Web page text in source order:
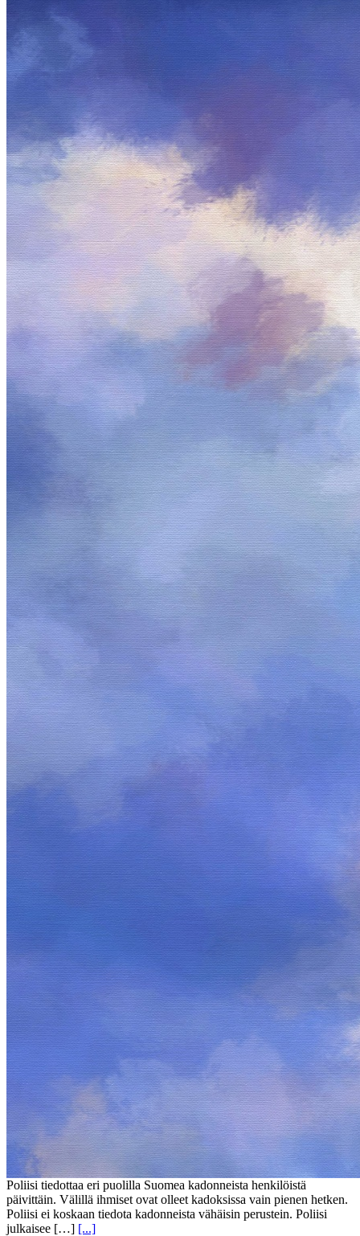
Poliisi tiedottaa eri puolilla Suomea kadonneista henkilöistä
päivittäin. Välillä ihmiset ovat olleet kadoksissa vain pienen hetken.
Poliisi ei koskaan tiedota kadonneista vähäisin perustein. Poliisi
julkaisee […] [...]